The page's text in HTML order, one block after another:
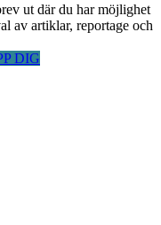
ut där du har möjlighet
av artiklar, reportage och
DIG